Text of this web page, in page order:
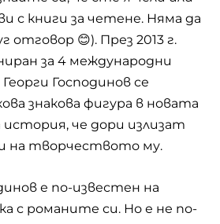
с книги за четене. Няма да
отговор 😊). През 2013 г.
за 4 международни
Господинов се
знакова фигура в новата
че дори излизат
на творчеството му.
е по-известен на
с романите си. Но е не по-